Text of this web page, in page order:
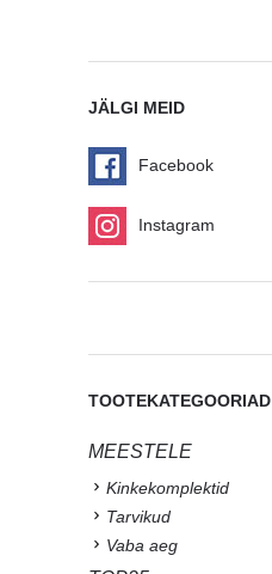
JÄLGI MEID
Facebook
Instagram
TOOTEKATEGOORIAD
MEESTELE
Kinkekomplektid
Tarvikud
Vaba aeg